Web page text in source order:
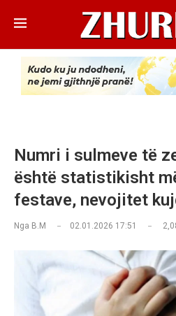
Numri i sulmeve të
është statistikisht
festave, nevojitet
Nga B.M 02.01.2026 17:51